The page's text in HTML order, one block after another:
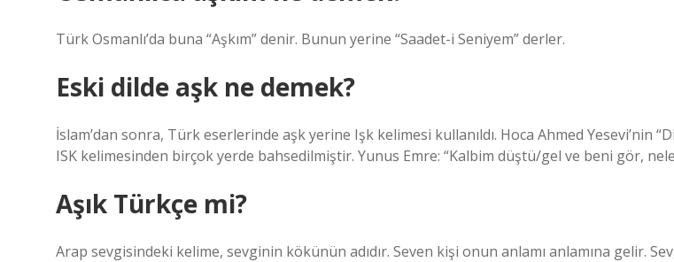
Türk Osmanlı’da buna “Aşkım” denir. Bunun yerine “Saadet-i Seniyem” derler.
Eski dilde aşk ne demek?
İslam’dan sonra, Türk eserlerinde aşk yerine Işk kelimesi kullanıldı. Hoca Ahmed Yesevi’nin
ISK kelimesinden birçok yerde bahsedilmiştir. Yunus Emre: “Kalbim düştü/gel ve beni gör,
Aşık Türkçe mi?
Arap sevgisindeki kelime, sevginin kökünün adıdır. Seven kişi onun anlamı anlamına gelir.